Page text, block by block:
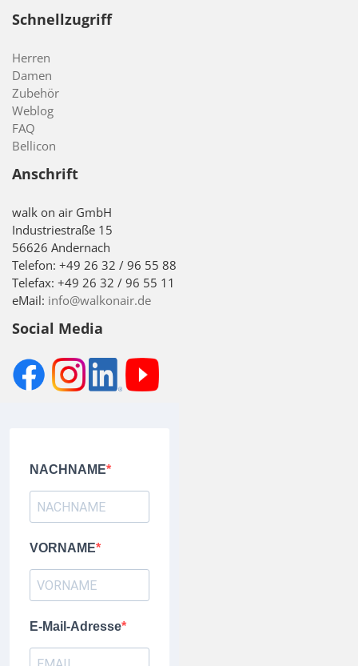
Schnellzugriff
Herren
Damen
Zubehör
Weblog
FAQ
Bellicon
Anschrift
walk on air GmbH
Industriestraße 15
56626 Andernach
Telefon: +49 26 32 / 96 55 88
Telefax: +49 26 32 / 96 55 11
eMail: info@walkonair.de
Social Media
NACHNAME
VORNAME
E-Mail-Adresse